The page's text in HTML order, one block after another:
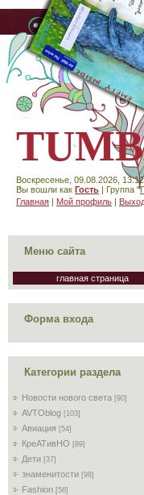
Воскресенье, 09.08.2026, 13:12
Вы вошли как Гость | Группа "
Главная | Мой профиль |
Меню сайта
главная страница
Форма входа
Категории раздела
Новости нового света [90]
AVTOblog [103]
Авиация [54]
КреАТивНО [89]
Дети [37]
знаменитости [98]
Fashion [56]